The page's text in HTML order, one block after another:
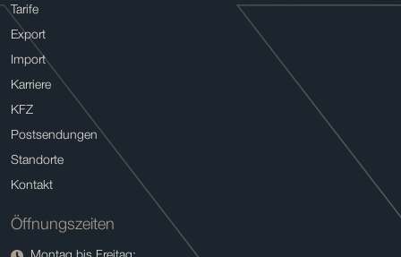
Tarife
Export
Import
Karriere
KFZ
Postsendungen
Standorte
Kontakt
Öffnungszeiten